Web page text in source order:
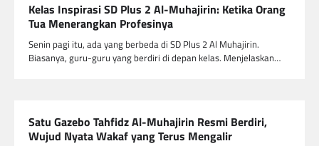
Kelas Inspirasi SD Plus 2 Al-Muhajirin: Ketika Orang
Tua Menerangkan Profesinya
Senin pagi itu, ada yang berbeda di SD Plus 2 Al Muhajirin.
Biasanya, guru-guru yang berdiri di depan kelas. Menjelaskan…
Satu Gazebo Tahfidz Al-Muhajirin Resmi Berdiri,
Wujud Nyata Wakaf yang Terus Mengalir